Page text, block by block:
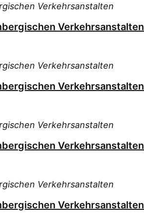
Verkehrsanstalten
Verkehrsanstalten
Verkehrsanstalten
Verkehrsanstalten
Verkehrsanstalten
Verkehrsanstalten
Verkehrsanstalten
Verkehrsanstalten